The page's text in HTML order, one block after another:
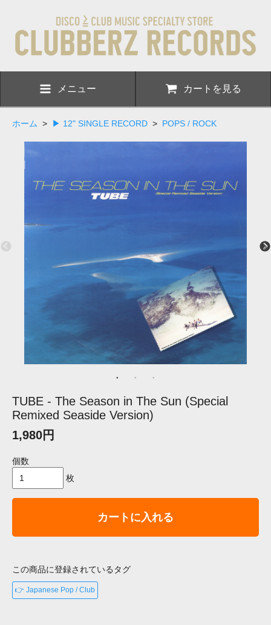
メニュー カートを見る
ホーム > ▶ 12" SINGLE RECORD > POPS / ROCK
TUBE - The Season in The Sun (Special
Remixed Seaside Version)
1,980円
個数
枚
カートに入れる
この商品に登録されているタグ
👉 Japanese Pop / Club